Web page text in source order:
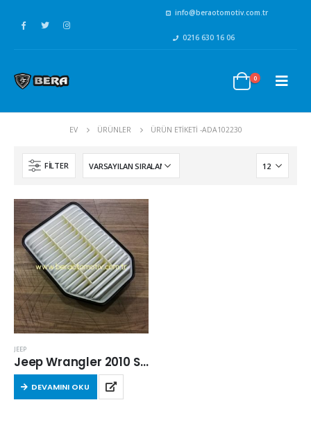
info@beraotomotiv.com.tr
0216 630 16 06
0
EV ÜRÜNLER ÜRÜN ETIKETI -ADA102230
FILTER
JEEP
Jeep Wrangler 2010 Sonrası 2.8 Crdi Hava Filtresi
DEVAMINI OKU